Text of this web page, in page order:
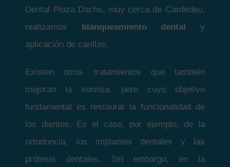
Dental Plaza Dachs, muy cerca de Cardedeu,
realizamos blanqueamiento dental y
aplicación de carillas.
Existen otros tratamientos que también
mejoran la sonrisa, pero cuyo objetivo
fundamental es restaurar la funcionalidad de
los dientes. Es el caso, por ejemplo, de la
ortodoncia, los implantes dentales y las
prótesis dentales. Sin embargo, en la